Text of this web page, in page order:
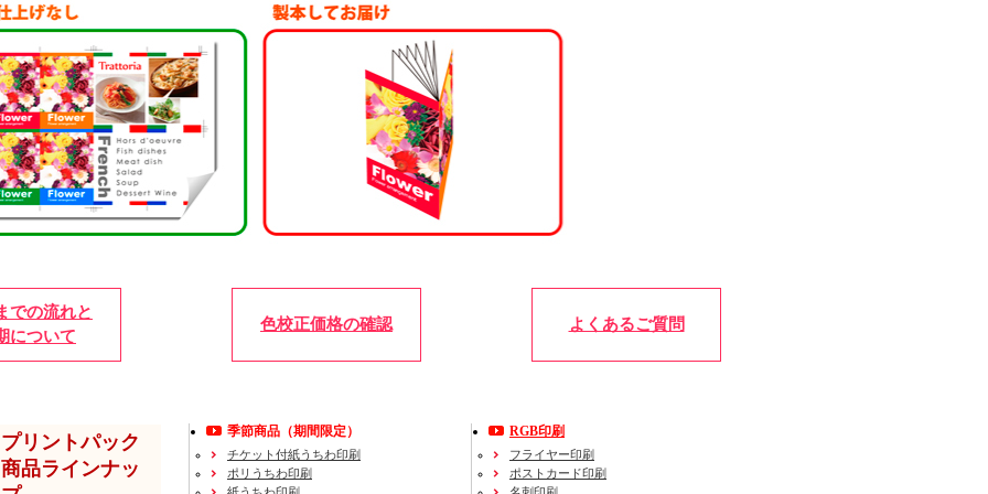
での流れと
について
色校正価格の確認 よくあるご質問
プリントパック
商品ラインナッ
季節商品（期間限定）
チケット付紙うちわ印刷
ポリうちわ印刷
紙うちわ印刷
RGB印刷
フライヤー印刷
ポストカード印刷
名刺印刷